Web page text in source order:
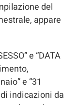
del
appare
e “DATA
e “31
indicazioni da